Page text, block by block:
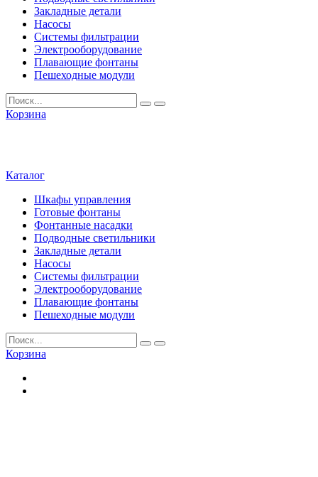
Закладные детали
Насосы
Системы фильтрации
Электрооборудование
Плавающие фонтаны
Пешеходные модули
Корзина
Каталог
Шкафы управления
Готовые фонтаны
Фонтанные насадки
Подводные светильники
Закладные детали
Насосы
Системы фильтрации
Электрооборудование
Плавающие фонтаны
Пешеходные модули
Корзина